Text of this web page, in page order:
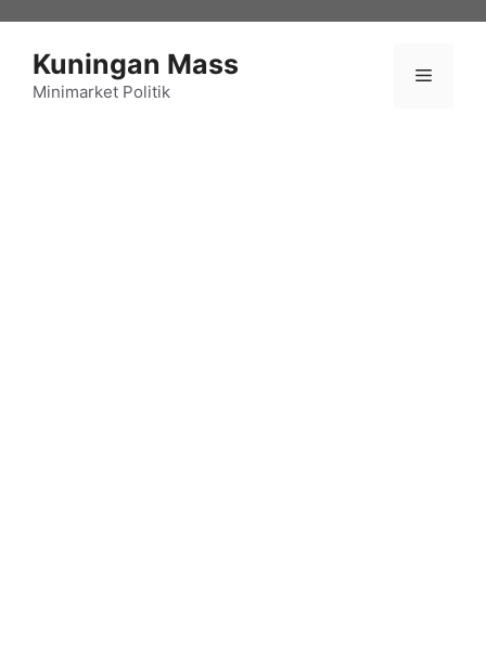
Kuningan Mass
Minimarket Politik
Menu